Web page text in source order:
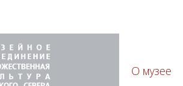
О музее